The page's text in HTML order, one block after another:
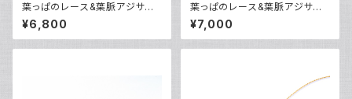
葉っぱのレース&葉脈アジサイ
の花筏ピアス(天然本朱染め)・1
4kgf《イヤリングに交換可》
¥6,800
葉っぱのレース&葉脈アジサイ
の花筏ペンダント(天然ラピスラ
ズリ染め)・14kgf
¥7,000